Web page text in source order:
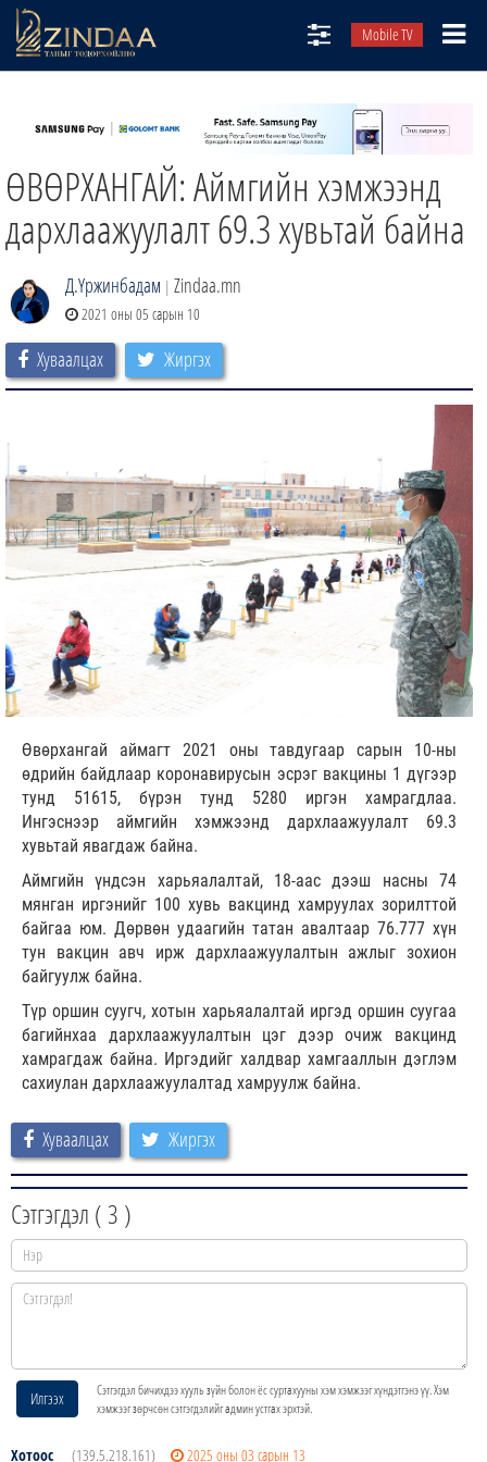
Mobile TV
ТВ8
ӨГЛӨӨНИЙ СОНИН
ЗИНДАА СЭТГҮҮЛ
ӨВӨРХАНГАЙ: Аймгийн хэмжээнд
дархлаажуулалт 69.3 хувьтай байна
Д.Үржинбадам | Zindaa.mn
2021 оны 05 сарын 10
Хуваалцах Жиргэх
Өвөрхангай аймагт 2021 оны тавдугаар сарын 10-ны
өдрийн байдлаар коронавирусын эсрэг вакцины 1 дүгээр
тунд 51615, бүрэн тунд 5280 иргэн хамрагдлаа.
Ингэснээр аймгийн хэмжээнд дархлаажуулалт 69.3
хувьтай явагдаж байна.
Аймгийн үндсэн харьяалалтай, 18-аас дээш насны 74
мянган иргэнийг 100 хувь вакцинд хамруулах зорилттой
байгаа юм. Дөрвөн удаагийн татан авалтаар 76.777 хүн
тун вакцин авч ирж дархлаажуулалтын ажлыг зохион
байгуулж байна.
Түр оршин суугч, хотын харьяалалтай иргэд оршин суугаа
багийнхаа дархлаажуулалтын цэг дээр очиж вакцинд
хамрагдаж байна. Иргэдийг халдвар хамгааллын дэглэм
сахиулан дархлаажуулалтад хамруулж байна.
Хуваалцах Жиргэх
Сэтгэгдэл ( 3 )
Илгээх
Сэтгэгдэл бичихдээ хууль зүйн болон ёс суртахууны хэм хэмжээг хүндэтгэнэ үү. Хэм
хэмжээг зөрчсөн сэтгэгдэлийг админ устгах эрхтэй.
Хотоос (139.5.218.161) 2025 оны 03 сарын 13